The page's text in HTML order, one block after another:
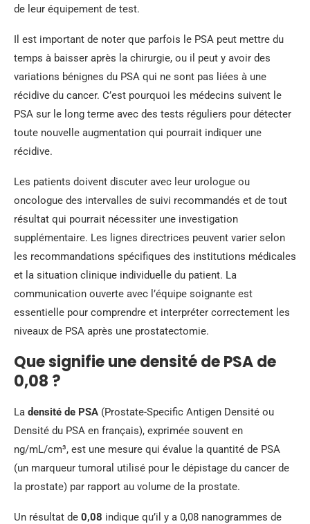
de leur équipement de test.
Il est important de noter que parfois le PSA peut mettre du
temps à baisser après la chirurgie, ou il peut y avoir des
variations bénignes du PSA qui ne sont pas liées à une
récidive du cancer. C’est pourquoi les médecins suivent le
PSA sur le long terme avec des tests réguliers pour détecter
toute nouvelle augmentation qui pourrait indiquer une
récidive.
Les patients doivent discuter avec leur urologue ou
oncologue des intervalles de suivi recommandés et de tout
résultat qui pourrait nécessiter une investigation
supplémentaire. Les lignes directrices peuvent varier selon
les recommandations spécifiques des institutions médicales
et la situation clinique individuelle du patient. La
communication ouverte avec l’équipe soignante est
essentielle pour comprendre et interpréter correctement les
niveaux de PSA après une prostatectomie.
Que signifie une densité de PSA de
0,08 ?
La densité de PSA (Prostate-Specific Antigen Densité ou
Densité du PSA en français), exprimée souvent en
ng/mL/cm³, est une mesure qui évalue la quantité de PSA
(un marqueur tumoral utilisé pour le dépistage du cancer de
la prostate) par rapport au volume de la prostate.
Un résultat de 0,08 indique qu’il y a 0,08 nanogrammes de